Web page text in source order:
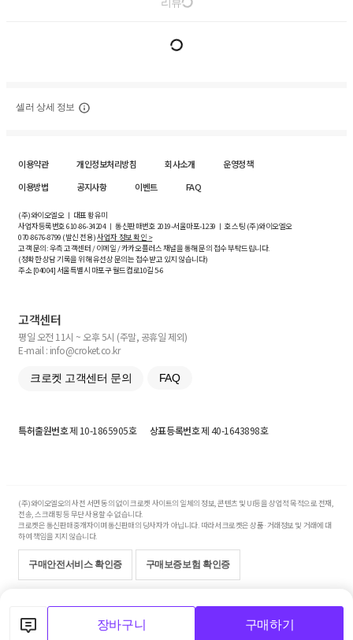
장바구니 구매하기
리뷰
셀러 상세 정보
이용약관 개인정보처리방침 회사소개
운영정책
이용방법
공지사항 이벤트 FAQ
(주)와이오엘오 ㅣ 대표 황유미
사업자등록번호610-86-34204ㅣ 통신판매번호 2019-서울마포-1239 ㅣ 호스팅 (주)와이오엘오
070-8676-8799 (발신 전용)사업자 정보 확인 >
고객 문의: 우측 고객센터 / 이메일 / 카카오플러스 채널을 통해 문의 접수 부탁드립니다.
(정확한 상담 기록을 위해 유선상 문의는 접수받고 있지 않습니다)
주소 [04004] 서울특별시 마포구 월드컵로10길5-6
고객센터
평일 오전 11시 ~ 오후 5시 (주말, 공휴일 제외)
E-mail : info@croket.co.kr
크로켓 고객센터 문의 FAQ
특허출원번호제 10-1865905호 상표등록번호제 40-1643898호
(주)와이오엘오의 사전 서면 동의 없이 크로켓 사이트의 일체의 정보, 콘텐츠 및 UI등을 상업적 목적으로 전재,
전송, 스크래핑 등 무단 사용할 수 없습니다.
크로켓은 통신판매중개자이며 통신판매의 당사자가 아닙니다. 따라서 크로켓은 상품·거래정보 및 거래에 대
하여 책임을 지지 않습니다.
구매안전서비스 확인증 구매보증보험 확인증